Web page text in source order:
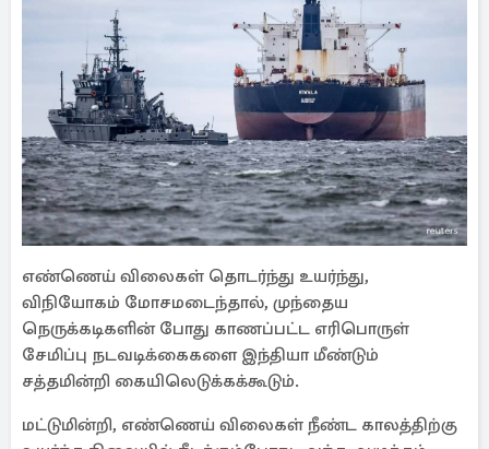
எண்ணெய் விலைகள் தொடர்ந்து உயர்ந்து,
விநியோகம் மோசமடைந்தால், முந்தைய
நெருக்கடிகளின் போது காணப்பட்ட எரிபொருள்
சேமிப்பு நடவடிக்கைகளை இந்தியா மீண்டும்
சத்தமின்றி கையிலெடுக்கக்கூடும்.
மட்டுமின்றி, எண்ணெய் விலைகள் நீண்ட காலத்திற்கு